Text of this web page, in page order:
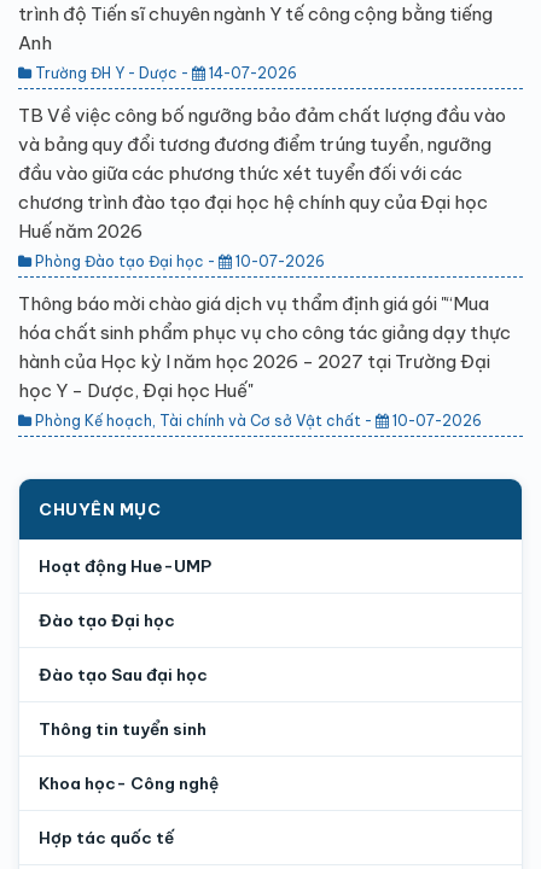
trình độ Tiến sĩ chuyên ngành Y tế công cộng bằng tiếng
Anh
Trường ĐH Y - Dược - 14-07-2026
TB Về việc công bố ngưỡng bảo đảm chất lượng đầu vào
và bảng quy đổi tương đương điểm trúng tuyển, ngưỡng
đầu vào giữa các phương thức xét tuyển đối với các
chương trình đào tạo đại học hệ chính quy của Đại học
Huế năm 2026
Phòng Đào tạo Đại học - 10-07-2026
Thông báo mời chào giá dịch vụ thẩm định giá gói "“Mua
hóa chất sinh phẩm phục vụ cho công tác giảng dạy thực
hành của Học kỳ I năm học 2026 - 2027 tại Trường Đại
học Y - Dược, Đại học Huế"
Phòng Kế hoạch, Tài chính và Cơ sở Vật chất - 10-07-2026
CHUYÊN MỤC
Hoạt động Hue-UMP
Đào tạo Đại học
Đào tạo Sau đại học
Thông tin tuyển sinh
Khoa học- Công nghệ
Hợp tác quốc tế